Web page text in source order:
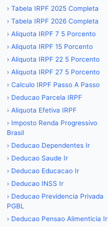
› Tabela IRPF 2025 Completa
› Tabela IRPF 2026 Completa
› Aliquota IRPF 7 5 Porcento
› Aliquota IRPF 15 Porcento
› Aliquota IRPF 22 5 Porcento
› Aliquota IRPF 27 5 Porcento
› Calculo IRPF Passo A Passo
› Deducao Parcela IRPF
› Aliquota Efetiva IRPF
› Imposto Renda Progressivo
Brasil
› Deducao Dependentes Ir
› Deducao Saude Ir
› Deducao Educacao Ir
› Deducao INSS Ir
› Deducao Previdencia Privada
PGBL
› Deducao Pensao Alimenticia Ir